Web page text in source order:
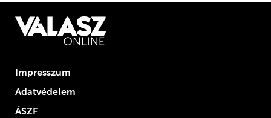
Impresszum
Adatvédelem
ÁSZF